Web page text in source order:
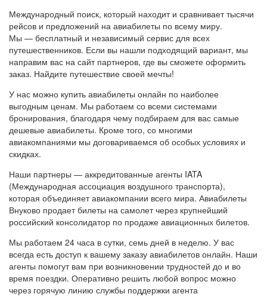
Международный поиск, который находит и сравнивает тысячи
рейсов и предложений на авиабилеты по всему миру.
Мы — бесплатный и независимый сервис для всех
путешественников. Если вы нашли подходящий вариант, мы
направим вас на сайт партнеров, где вы сможете оформить
заказ. Найдите путешествие своей мечты!
У нас можно купить авиабилеты онлайн по наиболее
выгодным ценам. Мы работаем со всеми системами
бронирования, благодаря чему подбираем для вас самые
дешевые авиабилеты. Кроме того, со многими
авиакомпаниями мы договариваемся об особых условиях и
скидках.
Наши партнеры — аккредитованные агенты IATA
(Международная ассоциация воздушного транспорта),
которая объединяет авиакомпании всего мира. Авиабилеты
Внуково продает билеты на самолет через крупнейший
российский консолидатор по продаже авиационных билетов.
Мы работаем 24 часа в сутки, семь дней в неделю. У вас
всегда есть доступ к вашему заказу авиабилетов онлайн. Наши
агенты помогут вам при возникновении трудностей до и во
время поездки. Оперативно решить любой вопрос можно
через горячую линию службы поддержки агента